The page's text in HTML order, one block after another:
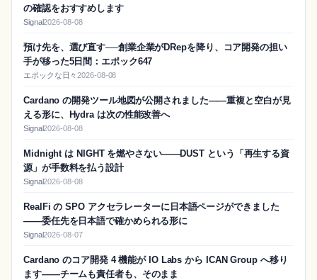
の確認をおすすめします
Signal2026-08-08
預け先を、選び直す──創業企業がDRepを降り、コア開発の担い
手が移った5日間：エポック647
エポックな日々2026-08-08
Cardano の開発ツール地図が公開されました——重複と空白が見
える形に、Hydra は次の性能改善へ
Signal2026-08-08
Midnight は NIGHT を燃やさない——DUST という「再生する資
源」が手数料を払う設計
Signal2026-08-08
RealFi の SPO アクセラレーターに日本語ページができました
——委任先を日本語で確かめられる形に
Signal2026-08-07
Cardano のコア開発 4 機能が IO Labs から ICAN Group へ移り
ます——チームも責任者も、そのまま